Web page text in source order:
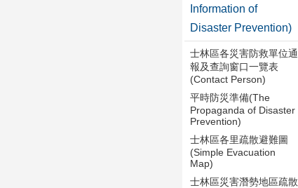
Information of
Disaster Prevention)
士林區各災害防救單位通
報及查詢窗口一覽表
(Contact Person)
平時防災準備(The
Propaganda of Disaster
Prevention)
士林區各里疏散避難圖
(Simple Evacuation
Map)
士林區災害潛勢地區疏散